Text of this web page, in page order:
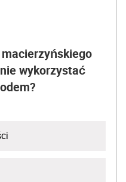
wykorzystać